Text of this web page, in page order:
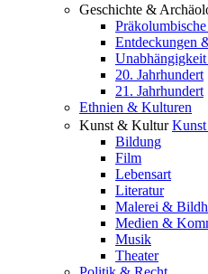
Geschichte &
Entdeckungen
20. Jahrhundert
21. Jahrhundert
Ethnien & Kulturen
Kunst & Kultur
Bildung
Film
Lebensart
Literatur
Malerei &
Medien &
Musik
Theater